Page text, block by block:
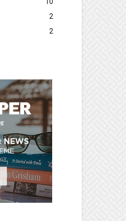
2
2